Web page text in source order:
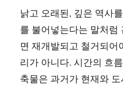
낡고 오래된, 깊은 역사
를 불어넣는다는 말처럼
면 재개발되고 철거되어
리가 아니다. 시간의 흐
축물은 과거가 현재와